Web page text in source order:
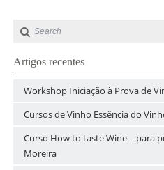
Artigos recentes
Workshop Iniciação à Prova de
Cursos de Vinho Essência do
Curso How to taste Wine – para
Moreira